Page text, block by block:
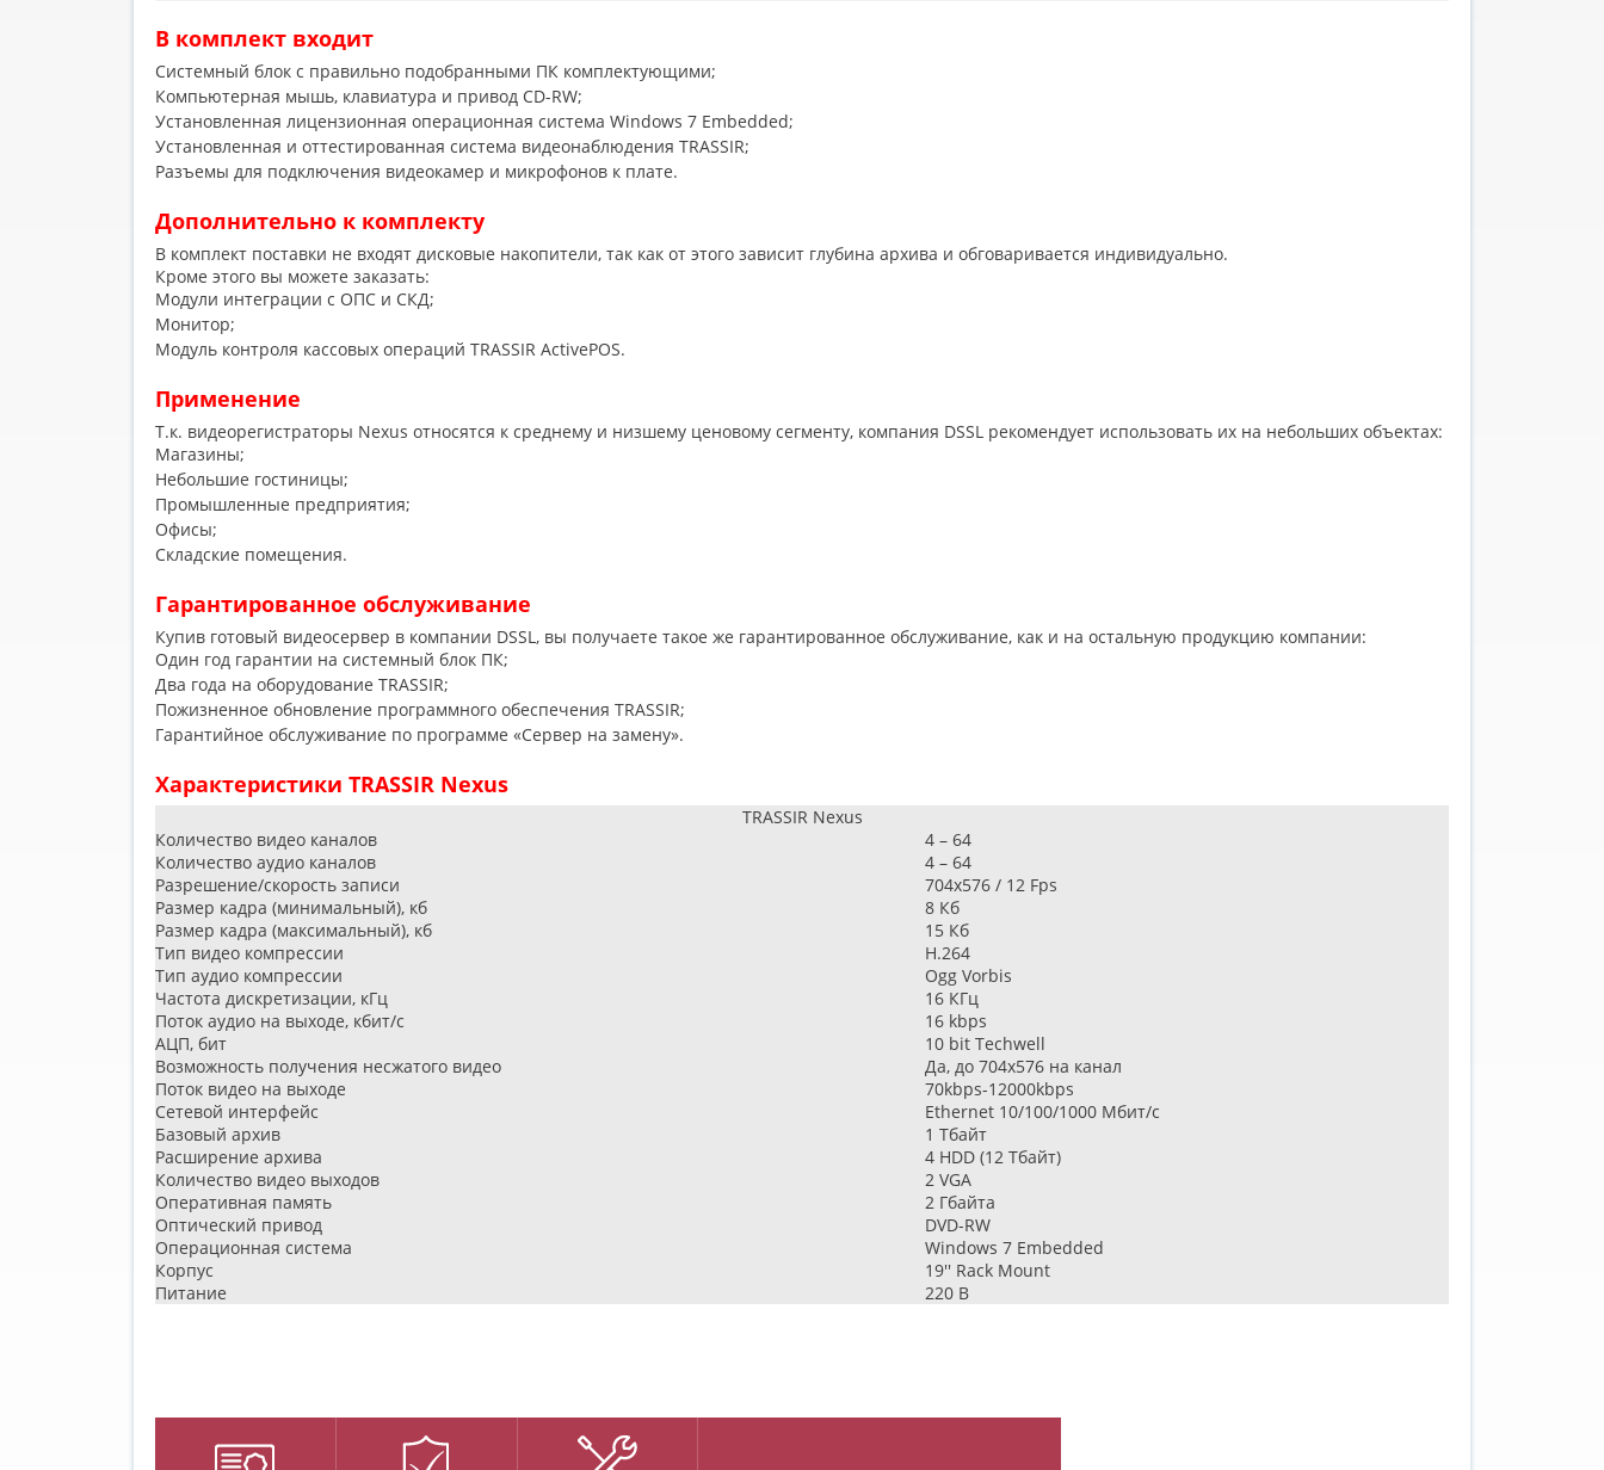
В комплект входит
Системный блок с правильно подобранными ПК комплектующими;
Компьютерная мышь, клавиатура и привод CD-RW;
Установленная лицензионная операционная система Windows 7 Embedded;
Установленная и оттестированная система видеонаблюдения TRASSIR;
Разъемы для подключения видеокамер и микрофонов к плате.
Дополнительно к комплекту
В комплект поставки не входят дисковые накопители, так как от этого зависит глубина архива и обговаривается индивидуально.
Кроме этого вы можете заказать:
Модули интеграции с ОПС и СКД;
Монитор;
Модуль контроля кассовых операций TRASSIR ActivePOS.
Применение
Т.к. видеорегистраторы Nexus относятся к среднему и низшему ценовому сегменту, компания DSSL рекомендует использовать их на небольших объектах:
Магазины;
Небольшие гостиницы;
Промышленные предприятия;
Офисы;
Складские помещения.
Гарантированное обслуживание
Купив готовый видеосервер в компании DSSL, вы получаете такое же гарантированное обслуживание, как и на остальную продукцию компании:
Один год гарантии на системный блок ПК;
Два года на оборудование TRASSIR;
Пожизненное обновление программного обеспечения TRASSIR;
Гарантийное обслуживание по программе «Сервер на замену».
Характеристики TRASSIR Nexus
TRASSIR Nexus
Количество видео каналов
4 – 64
Количество аудио каналов
4 – 64
Разрешение/скорость записи
704x576 / 12 Fps
Размер кадра (минимальный), кб
8 Кб
Размер кадра (максимальный), кб
15 Кб
Тип видео компрессии
H.264
Тип аудио компрессии
Ogg Vorbis
Частота дискретизации, кГц
16 КГц
Поток аудио на выходе, кбит/c
16 kbps
АЦП, бит
10 bit Techwell
Возможность получения несжатого видео
Да, до 704х576 на канал
Поток видео на выходе
70kbps-12000kbps
Сетевой интерфейс
Ethernet 10/100/1000 Мбит/с
Базовый архив
1 Тбайт
Расширение архива
4 HDD (12 Тбайт)
Количество видео выходов
2 VGA
Оперативная память
2 Гбайта
Оптический привод
DVD-RW
Операционная система
Windows 7 Embedded
Корпус
19'' Rack Mount
Питание
220 В